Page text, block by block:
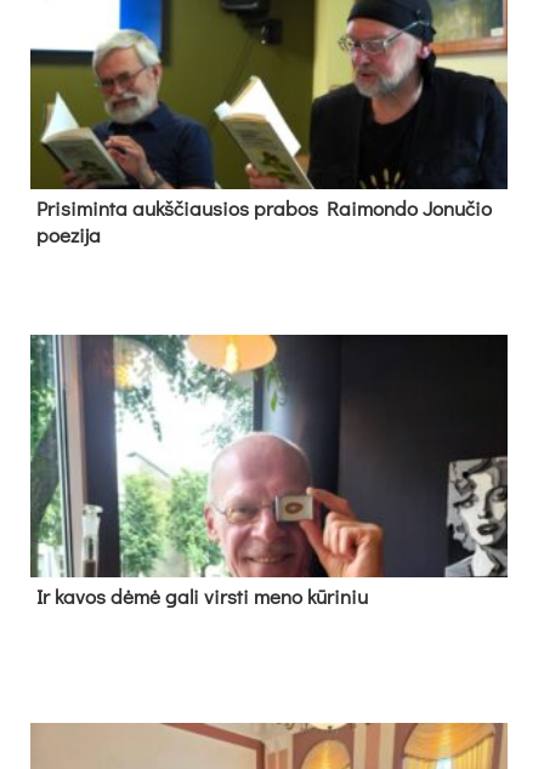
Pri­si­min­ta aukš­čiau­sios pra­bos Rai­mon­do Jo­nu­čio
poe­zi­ja
Ir ka­vos dė­mė ga­li virs­ti me­no kū­ri­niu